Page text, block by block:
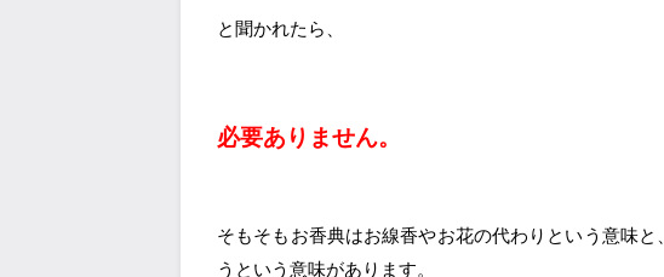
と聞かれたら、
必要ありません。
そもそもお香典はお線香やお花の代わりという意味
うという意味があります。